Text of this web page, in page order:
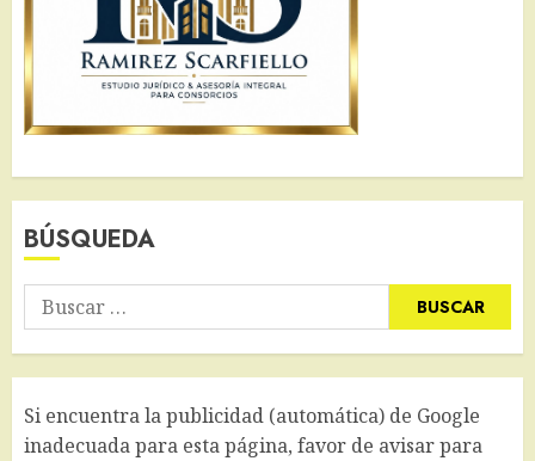
BÚSQUEDA
Buscar:
Si encuentra la publicidad (automática) de Google
inadecuada para esta página, favor de avisar para